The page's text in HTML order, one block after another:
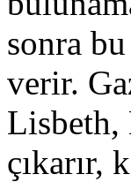
sonra
verir.
Lisbeth,
çıkarır,